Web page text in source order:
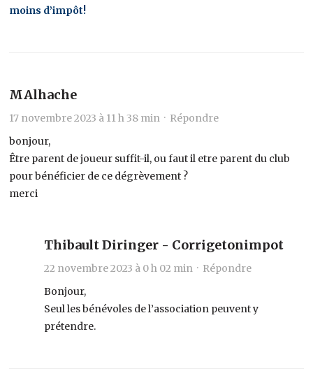
moins d’impôt!
MAlhache
17 novembre 2023 à 11 h 38 min · Répondre
bonjour,
Être parent de joueur suffit-il, ou faut il etre parent du club
pour bénéficier de ce dégrèvement ?
merci
Thibault Diringer - Corrigetonimpot
22 novembre 2023 à 0 h 02 min · Répondre
Bonjour,
Seul les bénévoles de l’association peuvent y
prétendre.